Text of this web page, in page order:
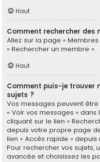
Haut
Comment rechercher des
Allez sur la page «
« Rechercher un membre ».
Haut
Comment puis-je trouver
sujets ?
Vos messages peuvent
« Voir vos messages » dans
cliquant sur le lien «
depuis votre propre page
lien « Accès rapide »
Pour rechercher vos sujets,
avancée et choisissez les